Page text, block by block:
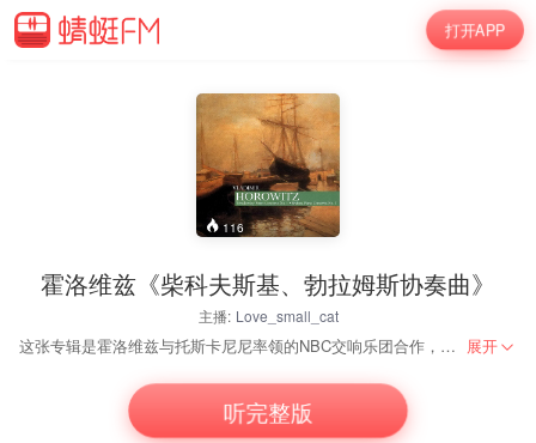
打开APP
116
霍洛维兹《柴科夫斯基、勃拉姆斯协奏曲》
主播: Love_small_cat
这张专辑是霍洛维兹与托斯卡尼尼率领的NBC交响乐团合作，演奏柴科夫斯基《第一钢琴协奏曲》、勃拉姆斯《第二钢琴协奏曲》。1940年，37岁的霍洛维兹在美国重新开始他的演奏事业，他与岳父，著名指挥家托斯卡尼尼合作录制了几部协奏曲。这张专辑就是这个时期的录音。 柴科夫斯基《降b小调第一钢琴协奏曲》是霍洛维兹成名之作。他对此曲令人震惊的演奏让他在20几岁就在世界乐坛获得了极大的声誉。霍洛维兹的演奏气势磅礴、辉煌壮丽，有着极强的感染力和震撼性。这部作品让大师可以充分地展示其坚强有力的击键。他在公演柴科夫斯基《第一钢琴协奏曲》过程中，曾有过数次击断琴弦的记录。遗憾的是大师在中年以后就很少再弹奏这部作品，以至他演奏柴科夫斯基《第一钢琴协奏曲》的录音都比较早。较为著名的有1941年的录音室录音和1943年在卡内基音乐厅的现场录音。两次霍洛维兹都是和岳父托斯卡尼尼指挥下的国家广播公司交响乐团（NBC乐团）合作。尽管是单声道的录音，还是可以从中听出大师在第一乐章序曲中惊心动魄的演奏力度，在复三部曲式的第二乐章中清新、恬静的音色表达，以及在奏鸣回旋曲式的第三乐章里充溢的节日般快乐。托斯卡尼尼指挥的乐队也表现出了巨大的热情，与霍洛维兹弹奏的钢琴部分起伏对抗、相得益彰。 柴科夫斯基《降b小调第一钢琴协奏曲》作品23，作于1874年，于1875年10月在美国波士顿首演。柴科夫斯基一共写了三部钢琴协奏曲，其中《降b小调第一钢琴协奏曲》是唯一被演奏得最多的一部，作品中略含俄国味的主题，以及充满斯拉夫式粗线条和色彩的管弦乐法，正是这部作品的魅力所在，这部钢琴协奏曲是第一流的钢琴家们竞相演奏的曲目。 勃拉姆斯《降B大调第二钢琴协奏曲》作品83，作于1881年。此曲是勃拉姆斯一生创作的最后一部钢琴协奏曲，是他的代表作品之一。这部作品具有勃拉姆斯所独有的沉着与厚重，同时又有他明朗、温柔的另一面。这部协奏曲的四个乐章，分别展现了四种不同的性格，从激越如火到柔情似水，触及到了各个方面的情感。这部协奏曲具有勃拉姆斯厚重的风格，有大量的和弦，技术艰深，与拉赫玛尼诺夫《第三钢琴协奏曲》、普罗科菲耶夫《第二钢琴协奏曲》并列“世界三大最难钢琴协奏曲”。时至今日，这部作品已列入有史以来最伟大的钢琴协奏曲之列，著名钢琴家霍洛维兹甚至认为没有别的钢琴作品比它更伟大了。 展开
听完整版